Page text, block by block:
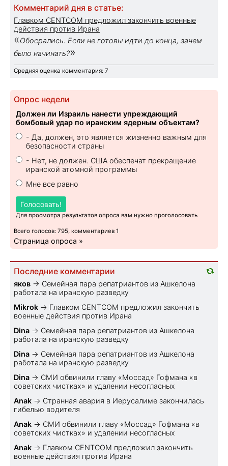
Комментарий дня в статье:
Главком CENTCOM предложил закончить военные
действия против Ирана
«Обосрались. Если не готовы идти до конца, зачем
было начинать?»
Средняя оценка комментария: 7
Опрос недели
Должен ли Израиль нанести упреждающий
бомбовый удар по иранским ядерным объектам?
- Да, должен, это является жизненно важным для
безопасности страны
- Нет, не должен. США обеспечат прекращение
иранской атомной программы
Мне все равно
Голосовать!
Для просмотра результатов опроса вам нужно проголосовать
Всего голосов: 795, комментариев 1
Страница опроса »
Последние комментарии
яков → Семейная пара репатриантов из Ашкелона
работала на иранскую разведку
Mikrok → Главком CENTCOM предложил закончить
военные действия против Ирана
Dina → Семейная пара репатриантов из Ашкелона
работала на иранскую разведку
Dina → Семейная пара репатриантов из Ашкелона
работала на иранскую разведку
Dina → СМИ обвинили главу «Моссад» Гофмана «в
советских чистках» и удалении несогласных
Anak → Странная авария в Иерусалиме закончилась
гибелью водителя
Anak → СМИ обвинили главу «Моссад» Гофмана «в
советских чистках» и удалении несогласных
Anak → Главком CENTCOM предложил закончить
военные действия против Ирана